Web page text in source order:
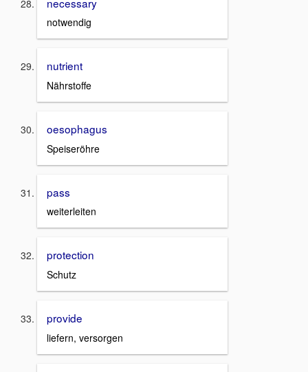
notwendig
nutrient
Nährstoffe
oesophagus
Speiseröhre
pass
weiterleiten
protection
Schutz
provide
liefern, versorgen